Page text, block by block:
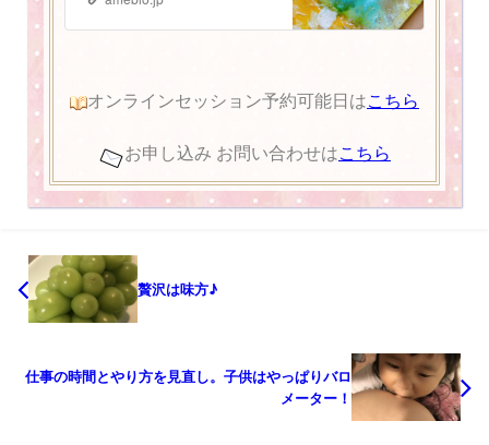
オンラインセッション予約可能日はこちら
お申し込み お問い合わせはこちら
贅沢は味方♪
仕事の時間とやり方を見直し。子供はやっぱりバロ
メーター！